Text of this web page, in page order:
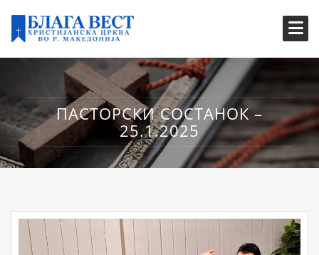
ПАСТОРСКИ СОСТАНОК –
25.1.2025